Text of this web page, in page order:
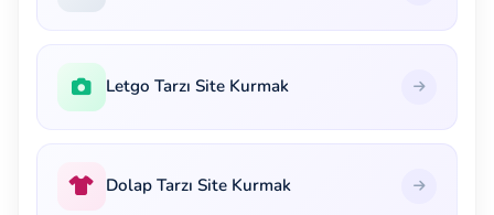
Letgo Tarzı Site Kurmak
Dolap Tarzı Site Kurmak